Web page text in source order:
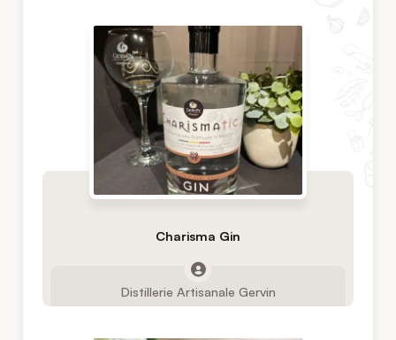
Charisma Gin
Distillerie Artisanale Gervin